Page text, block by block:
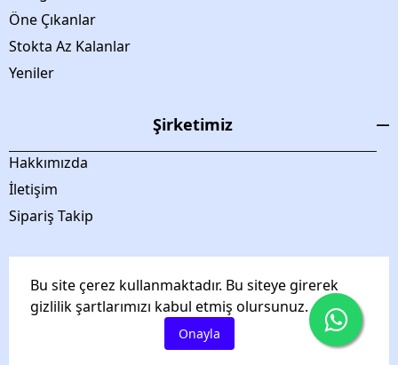
Bu site çerez kullanmaktadır. Bu siteye girerek
gizlilik şartlarımızı kabul etmiş olursunuz.
Onayla
Öne Çıkanlar
Stokta Az Kalanlar
Yeniler
Şirketimiz
Hakkımızda
İletişim
Sipariş Takip
Asgard Grup tüm hakları saklıdır.